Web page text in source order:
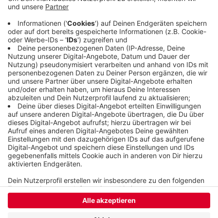
die beiden anderen nicht. Die Saunas in
Schwimmoper und Gartenhallenbad bleiben ganz
geschlossen. Das Gartenhallenbad in Cronenberg
ist wegen der Sanierung des Daches ohnehin zu.
Veröffentlicht:Mittwoch, 30.10.2019 05:56
Anzeige
Anzeige